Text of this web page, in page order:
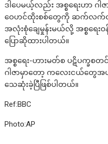
ဒါပေမယ့်လည်း အစ္စရေးဟာ ဂါဇ
ဝေဟင်ထိုးစစ်တွေကို ဆက်လက်လု
အလုံးစုံချေမှုန်းမယ်လို့ အစ္စရေ
ပြောဆိုထားပါတယ်။
အစ္စရေး-ဟားမတ်စ ပဋိပက္ခစတင်
ဂါဇာမှာတော့ ကလေးငယ်တွေအပ
သေဆုံးခဲ့ပြီဖြစ်ပါတယ်။
Ref:BBC
Photo:AP